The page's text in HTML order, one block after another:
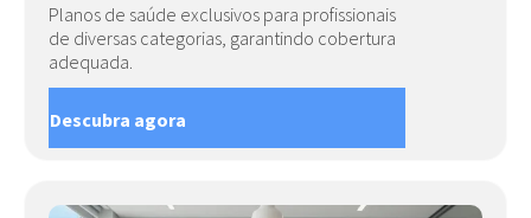
Planos de saúde exclusivos para profissionais
de diversas categorias, garantindo cobertura
adequada.
Descubra agora